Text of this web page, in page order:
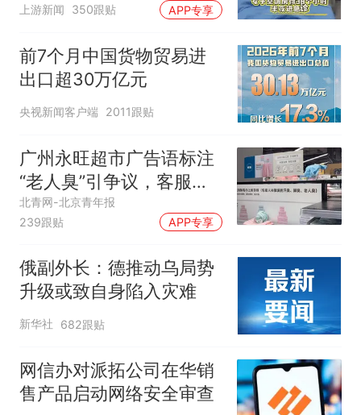
上游新闻 350跟贴 APP专享
前7个月中国货物贸易进
出口超30万亿元
央视新闻客户端 2011跟贴
广州永旺超市广告语标注
“老人臭”引争议，客服回
应
北青网-北京青年报
239跟贴
APP专享
俄副外长：德推动乌局势
升级或致自身陷入灾难
新华社 682跟贴
网信办对派拓公司在华销
售产品启动网络安全审查